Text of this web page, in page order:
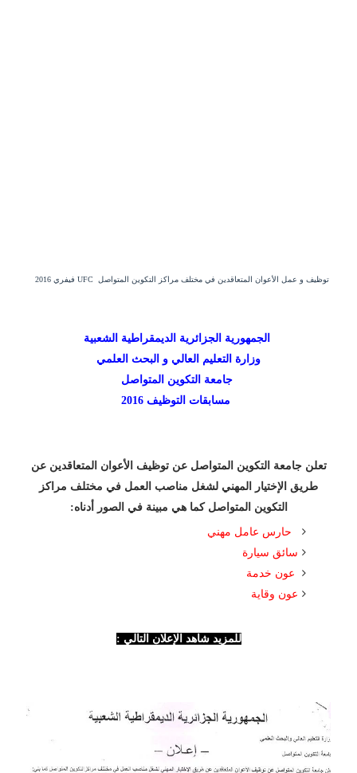
توظيف و عمل الأعوان المتعاقدين في مختلف مراكز التكوين المتواصل UFC فيفري 2016
الجمهورية الجزائرية الديمقراطية الشعبية
وزارة التعليم العالي و البحث العلمي
جامعة التكوين المتواصل
مسابقات التوظيف2016
تعلن جامعة التكوين المتواصل عن توظيف الأعوان المتعاقدين عن
طريق الإختيار المهني لشغل مناصب العمل في مختلف مراكز
التكوين المتواصل كما هي مبينة في الصور أدناه:
حارس عامل مهني
سائق سيارة
عون خدمة
عون وقاية
للمزيد شاهد الإعلان التالي :